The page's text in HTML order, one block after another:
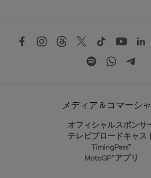
メディア＆コマーシ
オフィシャルスポンサ
テレビブロードキャス
TimingPass™
MotoGP™アプリ